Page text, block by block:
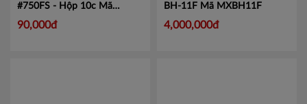
#750FS - Hộp 10c Mã
LIN750
90,000đ
BH-11F Mã MXBH11F
4,000,000đ